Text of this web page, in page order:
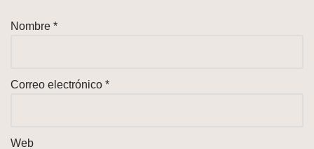
Nombre *
Correo electrónico *
Web